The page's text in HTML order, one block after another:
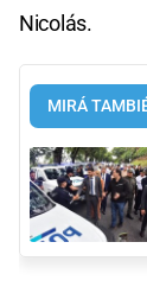
Nicolás.
MIRÁ